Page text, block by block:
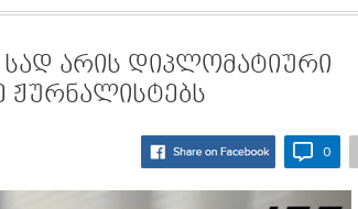
არის დიპლომატიური
ჟურნალისტებს
0